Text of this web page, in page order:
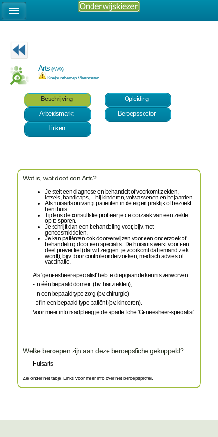
Arts(M/V/X)
Knelpuntberoep Vlaanderen
Beschrijving
Opleiding
Arbeidsmarkt
Beroepssector
Linken
Wat is, wat doet een Arts?
Je stelt een diagnose en behandelt of voorkomt ziekten,
letsels, handicaps, ... bij kinderen, volwassenen en bejaarden.
Als huisartsontvangt patiënten in de eigen praktijk of bezoekt
hen thuis.
Tijdens de consultatie probeer je de oorzaak van een ziekte
op te sporen.
Je schrijft dan een behandeling voor, bijv. met
geneesmiddelen.
Je kan patiënten ook doorverwijzen voor een onderzoek of
behandeling door een specialist. De huisarts werkt voor een
deel preventief (dat wil zeggen: je voorkomt dat iemand ziek
wordt), bijv. door controleonderzoeken, medisch advies of
vaccinatie.
Als 'geneesheer-specialist' heb je diepgaande kennis verworven
- in één bepaald domein (bv. hartziekten);
- in een bepaald type zorg (bv. chirurgie)
- of in een bepaald type patiënt (bv. kinderen).
Voor meer info raadpleeg je de aparte fiche 'Geneesheer-specialist'.
Welke beroepen zijn aan deze beroepsfiche gekoppeld?
Huisarts
Zie onder het tabje 'Links' voor meer info over het beroepsprofiel.